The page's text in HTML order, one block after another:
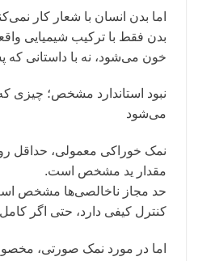
اما بدن انسان با شعار کار
بدن فقط با ترکیب شیمیایی
خون می‌شود، نه با داستانی
نبود استاندارد مشخص؛ چیزی
می‌شود
نمک خوراکی معمولی، حداقل
مقدار ید مشخص است.
حد مجاز ناخالصی‌ها مشخص
کنترل کیفی دارد، حتی اگر
اما در مورد نمک صورتی،